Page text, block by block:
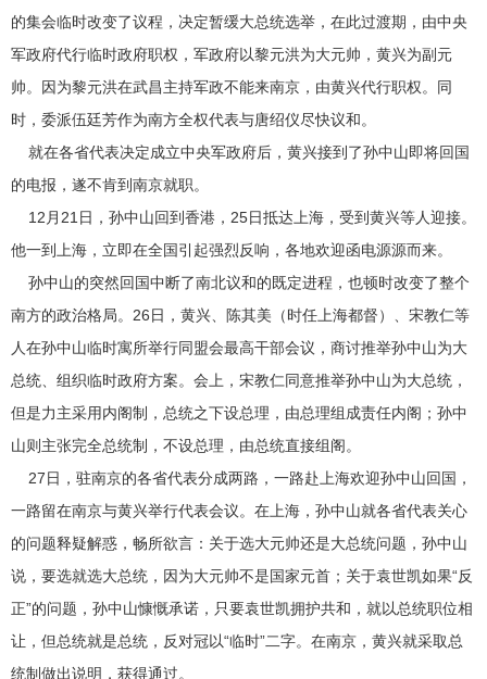
的集会临时改变了议程，决定暂缓大总统选举，在此过渡期，由中央
军政府代行临时政府职权，军政府以黎元洪为大元帅，黄兴为副元
帅。因为黎元洪在武昌主持军政不能来南京，由黄兴代行职权。同
时，委派伍廷芳作为南方全权代表与唐绍仪尽快议和。
就在各省代表决定成立中央军政府后，黄兴接到了孙中山即将回国
的电报，遂不肯到南京就职。
12月21日，孙中山回到香港，25日抵达上海，受到黄兴等人迎接。
他一到上海，立即在全国引起强烈反响，各地欢迎函电源源而来。
孙中山的突然回国中断了南北议和的既定进程，也顿时改变了整个
南方的政治格局。26日，黄兴、陈其美（时任上海都督）、宋教仁等
人在孙中山临时寓所举行同盟会最高干部会议，商讨推举孙中山为大
总统、组织临时政府方案。会上，宋教仁同意推举孙中山为大总统，
但是力主采用内阁制，总统之下设总理，由总理组成责任内阁；孙中
山则主张完全总统制，不设总理，由总统直接组阁。
27日，驻南京的各省代表分成两路，一路赴上海欢迎孙中山回国，
一路留在南京与黄兴举行代表会议。在上海，孙中山就各省代表关心
的问题释疑解惑，畅所欲言：关于选大元帅还是大总统问题，孙中山
说，要选就选大总统，因为大元帅不是国家元首；关于袁世凯如果“反
正”的问题，孙中山慷慨承诺，只要袁世凯拥护共和，就以总统职位相
让，但总统就是总统，反对冠以“临时”二字。在南京，黄兴就采取总
统制做出说明，获得通过。